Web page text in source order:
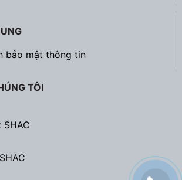
bảo mật thông tin
TÔI
SHAC